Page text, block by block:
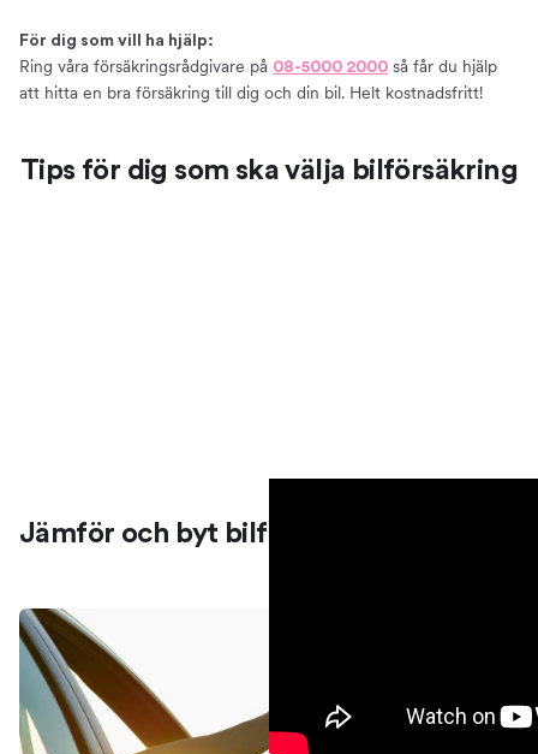
Att tänka på när du ska försäkra din bil
Vanliga misstag att undvika när du ska välja en
Bilmärken och försäkringsbolag
Prata bilförsäkring med oss
För dig som vill ha hjälp:
Ring våra försäkringsrådgivare på 08-5000 2000 så får du hjälp
att hitta en bra försäkring till dig och din bil. Helt kostnadsfritt!
Tips för dig som ska välja bilförsäkring
Jämför och byt bilförsäkring